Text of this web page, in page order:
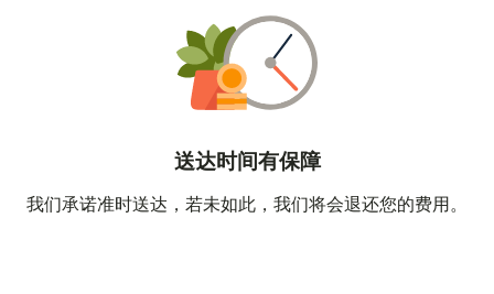
送达时间有保障
我们承诺准时送达，若未如此，我们将会退还您的费用。